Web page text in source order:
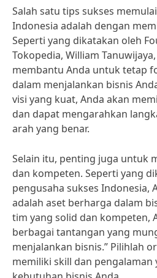
Salah satu tips sukses
Indonesia adalah dengan
Seperti yang dikatakan oleh
Tokopedia, William
membantu Anda untuk tetap
dalam menjalankan bisnis
visi yang kuat, Anda akan
dan dapat mengarahkan
arah yang benar.
Selain itu, penting juga untuk
dan kompeten. Seperti yang
pengusaha sukses Indonesia,
adalah aset berharga dalam
tim yang solid dan kompeten,
berbagai tantangan yang
menjalankan bisnis.” Pilihlah
memiliki skill dan pengalaman